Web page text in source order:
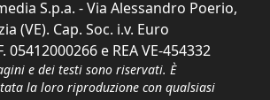
S.p.a. - Via Alessandro Poerio,
(VE). Cap. Soc. i.v. Euro
05412000266 e REA VE-454332
e dei testi sono riservati. È
la loro riproduzione con qualsiasi